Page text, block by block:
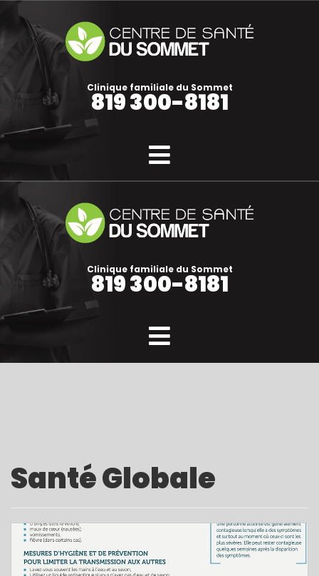
Clinique familiale du Sommet
819 300-8181
Clinique familiale du Sommet
819 300-8181
Santé Globale